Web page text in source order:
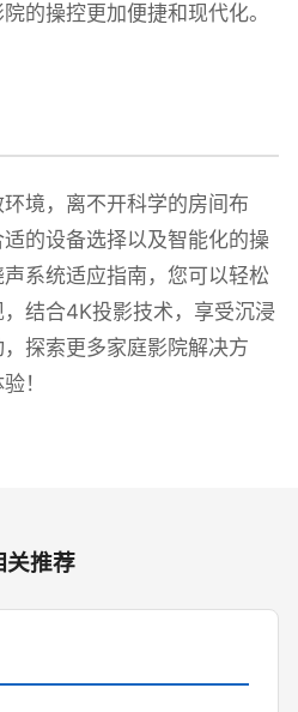
的操控更加便捷和现代化。
境，离不开科学的房间布
的设备选择以及智能化的操
系统适应指南，您可以轻松
结合4K投影技术，享受沉浸
探索更多家庭影院解决方
！
关推荐